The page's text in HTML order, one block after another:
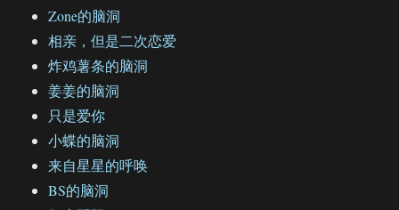
Zone的脑洞
相亲，但是二次恋爱
炸鸡薯条的脑洞
姜姜的脑洞
只是爱你
小蝶的脑洞
来自星星的呼唤
BS的脑洞